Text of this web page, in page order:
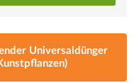
Universaldünger